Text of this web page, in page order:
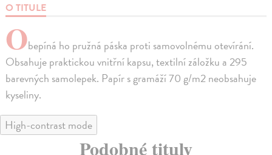
O TITULE
Obepíná ho pružná páska proti samovolnému otevírání.
Obsahuje praktickou vnitřní kapsu, textilní záložku a 295
barevných samolepek. Papír s gramáží 70 g/m2 neobsahuje
kyseliny.
High-contrast mode
Podobné tituly